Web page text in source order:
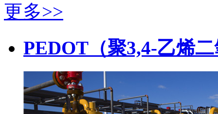
更多>>
PEDOT（聚3,4-乙烯